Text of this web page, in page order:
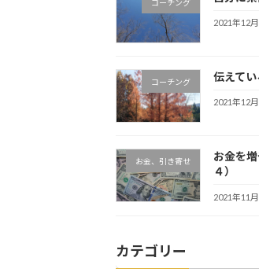
コーチング
2021年12
コーチング 伝えて
2021年12
お金、引き寄せ
お金を
４）
2021年11
カテゴリー